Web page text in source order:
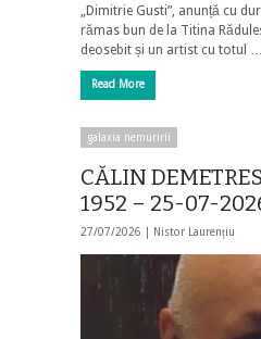
„Dimitrie Gusti”, anunță cu
rămas bun de la Titina
deosebit și un artist cu totul …
Read More
galaxia nemuririi
CĂLIN
1952 – 25-07-
27/07/2026 | Nistor Laurențiu